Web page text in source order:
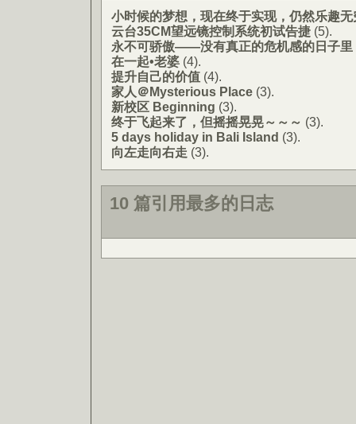
小时候的梦想，现在终于实现，仍然乐趣无
云台35CM望远镜控制系统初试告捷 (5).
永不可骄傲——没有真正的危机感的日子里
在一起•老婆 (4).
提升自己的价值 (4).
家人＠Mysterious Place (3).
新校区 Beginning (3).
终于飞起来了，但摇摇晃晃～～～ (3).
5 days holiday in Bali Island (3).
向左走向右走 (3).
10 篇引用最多的日志